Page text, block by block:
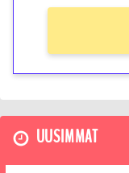
UUSIMMAT